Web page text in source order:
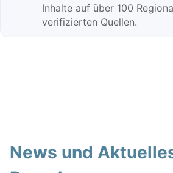
Inhalte auf über 100
verifizierten Quellen.
News und